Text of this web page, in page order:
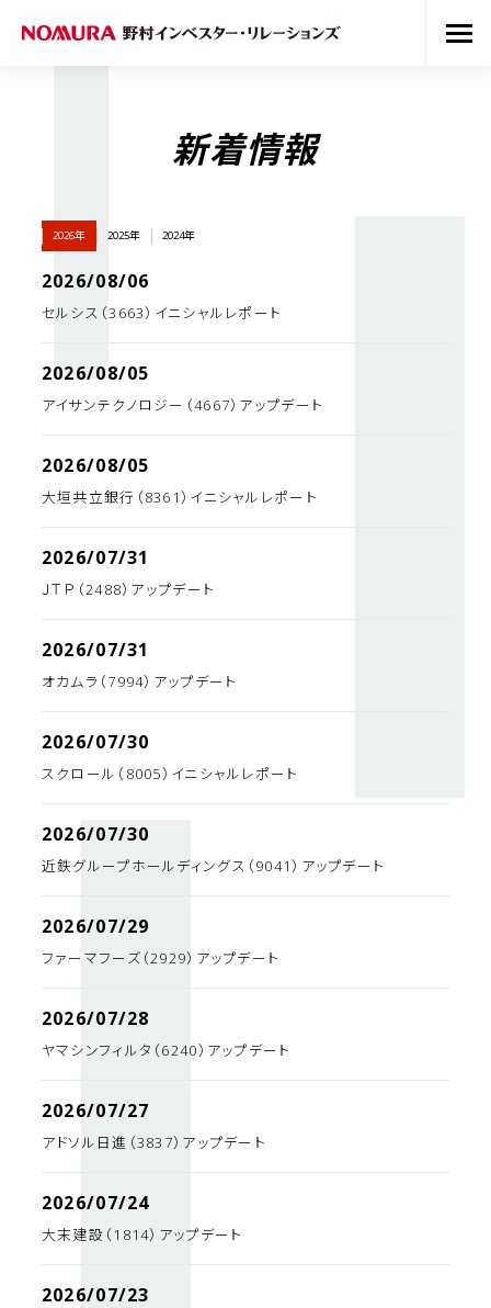
新着情報
2026年 2025年 2024年
2026/08/06
セルシス（3663）イニシャルレポート
2026/08/05
アイサンテクノロジー（4667）アップデート
2026/08/05
大垣共立銀行（8361）イニシャルレポート
2026/07/31
ＪＴＰ（2488）アップデート
2026/07/31
オカムラ（7994）アップデート
2026/07/30
スクロール（8005）イニシャルレポート
2026/07/30
近鉄グループホールディングス（9041）アップデート
2026/07/29
ファーマフーズ（2929）アップデート
2026/07/28
ヤマシンフィルタ（6240）アップデート
2026/07/27
アドソル日進（3837）アップデート
2026/07/24
大末建設（1814）アップデート
2026/07/23